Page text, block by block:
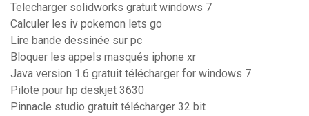
Telecharger solidworks gratuit windows 7
Calculer les iv pokemon lets go
Lire bande dessinée sur pc
Bloquer les appels masqués iphone xr
Java version 1.6 gratuit télécharger for windows 7
Pilote pour hp deskjet 3630
Pinnacle studio gratuit télécharger 32 bit